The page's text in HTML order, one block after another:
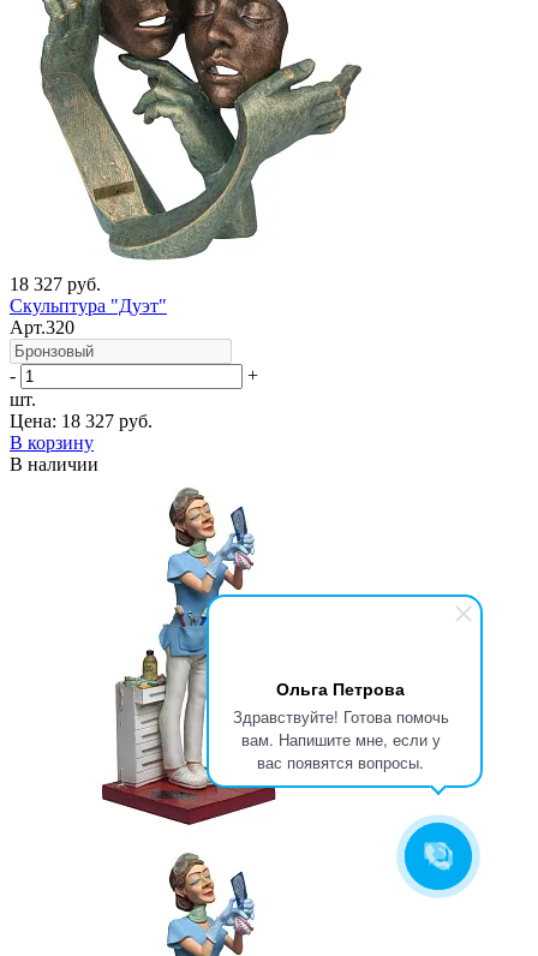
Ольга Петрова
Здравствуйте! Готова помочь
вам. Напишите мне, если у
вас появятся вопросы.
18 327 руб.
Скульптура "Дуэт"
Арт.320
-
+
шт.
Цена: 18 327 руб.
В корзину
В наличии